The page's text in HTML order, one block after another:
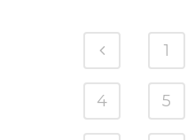
1
4 5